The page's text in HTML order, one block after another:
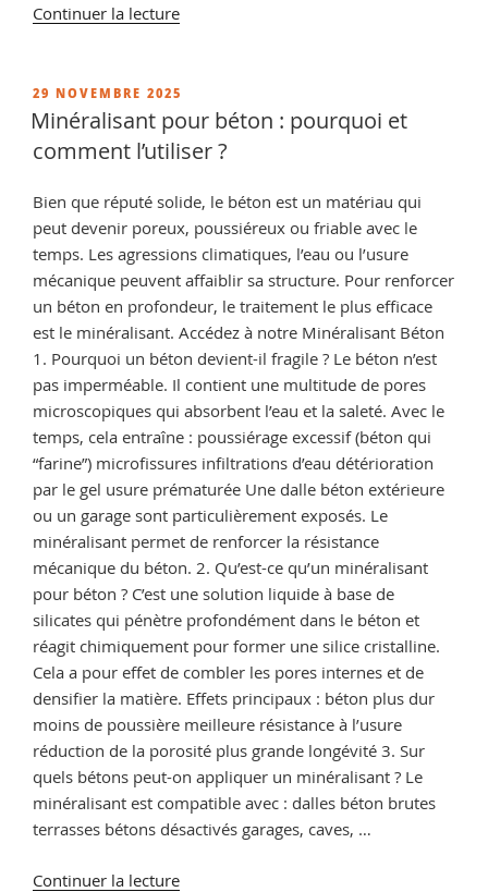
Continuer la lecturede
Terre
Cuite
et
:
Comment
Retrouver
une
Terre
Cuite
Brute
Avant
Rénovation
? »
PUBLIÉ
LE
29 NOVEMBRE 2025
Minéralisant pour béton : pourquoi et
comment l’utiliser ?
Bien que réputé solide, le béton est un matériau qui
peut devenir poreux, poussiéreux ou friable avec le
temps. Les agressions climatiques, l’eau ou l’usure
mécanique peuvent affaiblir sa structure. Pour renforcer
un béton en profondeur, le traitement le plus efficace
est le minéralisant. Accédez à notre Minéralisant Béton
1. Pourquoi un béton devient-il fragile ? Le béton n’est
pas imperméable. Il contient une multitude de pores
microscopiques qui absorbent l’eau et la saleté. Avec le
temps, cela entraîne : poussiérage excessif (béton qui
“farine”) microfissures infiltrations d’eau détérioration
par le gel usure prématurée Une dalle béton extérieure
ou un garage sont particulièrement exposés. Le
minéralisant permet de renforcer la résistance
mécanique du béton. 2. Qu’est-ce qu’un minéralisant
pour béton ? C’est une solution liquide à base de
silicates qui pénètre profondément dans le béton et
réagit chimiquement pour former une silice cristalline.
Cela a pour effet de combler les pores internes et de
densifier la matière. Effets principaux : béton plus dur
moins de poussière meilleure résistance à l’usure
réduction de la porosité plus grande longévité 3. Sur
quels bétons peut-on appliquer un minéralisant ? Le
minéralisant est compatible avec : dalles béton brutes
terrasses bétons désactivés garages, caves, …
Continuer la lecturede